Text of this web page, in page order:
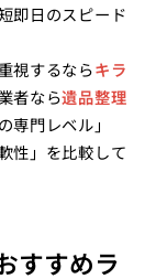
即日のスピード
視するならキラ
者なら遺品整理
専門レベル」
性」を比較して
すすめラ